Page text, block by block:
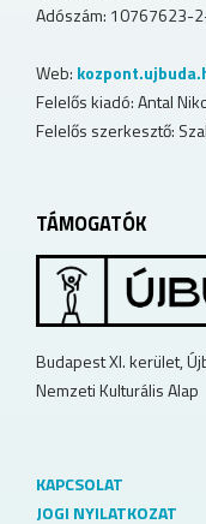
Adószám: 10767623-
Web:
Felelős kiadó: Antal
Felelős szerkesztő:
TÁMOGATÓK
Budapest XI. kerület,
Nemzeti Kulturális Alap
KAPCSOLAT
JOGI NYILATKOZAT